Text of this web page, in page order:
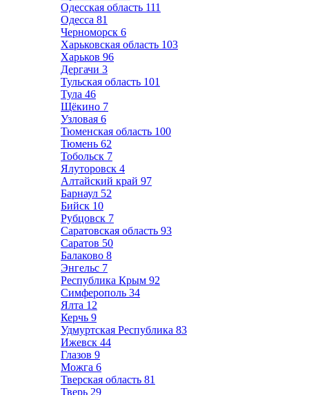
Одесская область 111
Одесса 81
Черноморск 6
Харьковская область 103
Харьков 96
Дергачи 3
Тульская область 101
Тула 46
Щёкино 7
Узловая 6
Тюменская область 100
Тюмень 62
Тобольск 7
Ялуторовск 4
Алтайский край 97
Барнаул 52
Бийск 10
Рубцовск 7
Саратовская область 93
Саратов 50
Балаково 8
Энгельс 7
Республика Крым 92
Симферополь 34
Ялта 12
Керчь 9
Удмуртская Республика 83
Ижевск 44
Глазов 9
Можга 6
Тверская область 81
Тверь 29